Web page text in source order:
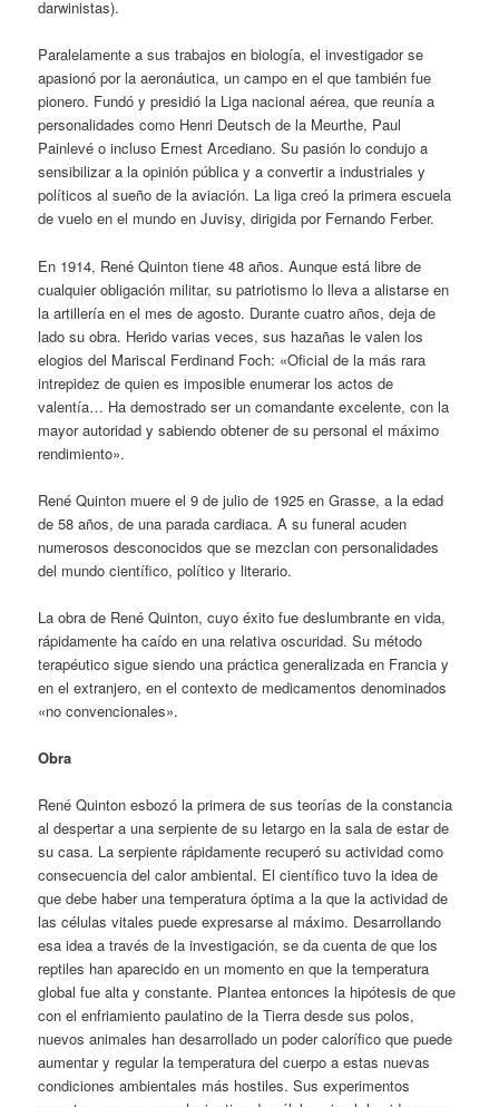
darwinistas).
Paralelamente a sus trabajos en biología, el investigador se
apasionó por la aeronáutica, un campo en el que también fue
pionero. Fundó y presidió la Liga nacional aérea, que reunía a
personalidades como Henri Deutsch de la Meurthe, Paul
Painlevé o incluso Ernest Arcediano. Su pasión lo condujo a
sensibilizar a la opinión pública y a convertir a industriales y
políticos al sueño de la aviación. La liga creó la primera escuela
de vuelo en el mundo en Juvisy, dirigida por Fernando Ferber.
En 1914, René Quinton tiene 48 años. Aunque está libre de
cualquier obligación militar, su patriotismo lo lleva a alistarse en
la artillería en el mes de agosto. Durante cuatro años, deja de
lado su obra. Herido varias veces, sus hazañas le valen los
elogios del Mariscal Ferdinand Foch: «Oficial de la más rara
intrepidez de quien es imposible enumerar los actos de
valentía… Ha demostrado ser un comandante excelente, con la
mayor autoridad y sabiendo obtener de su personal el máximo
rendimiento».
René Quinton muere el 9 de julio de 1925 en Grasse, a la edad
de 58 años, de una parada cardiaca. A su funeral acuden
numerosos desconocidos que se mezclan con personalidades
del mundo científico, político y literario.
La obra de René Quinton, cuyo éxito fue deslumbrante en vida,
rápidamente ha caído en una relativa oscuridad. Su método
terapéutico sigue siendo una práctica generalizada en Francia y
en el extranjero, en el contexto de medicamentos denominados
«no convencionales».
Obra
René Quinton esbozó la primera de sus teorías de la constancia
al despertar a una serpiente de su letargo en la sala de estar de
su casa. La serpiente rápidamente recuperó su actividad como
consecuencia del calor ambiental. El científico tuvo la idea de
que debe haber una temperatura óptima a la que la actividad de
las células vitales puede expresarse al máximo. Desarrollando
esa idea a través de la investigación, se da cuenta de que los
reptiles han aparecido en un momento en que la temperatura
global fue alta y constante. Plantea entonces la hipótesis de que
con el enfriamiento paulatino de la Tierra desde sus polos,
nuevos animales han desarrollado un poder calorífico que puede
aumentar y regular la temperatura del cuerpo a estas nuevas
condiciones ambientales más hostiles. Sus experimentos